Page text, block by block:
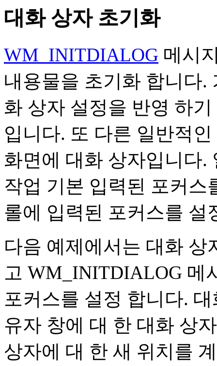
대화 상자 초기화
WM_INITDIALOG 메시
내용물을 초기화 합니다.
화 상자 설정을 반영 하
입니다. 또 다른 일반적
화면에 대화 상자입니다.
작업 기본 입력된 포커스
롤에 입력된 포커스를 설
다음 예제에서는 대화 상
고 WM_INITDIALOG 메
포커스를 설정 합니다.
유자 창에 대 한 대화 상
상자에 대 한 새 위치를